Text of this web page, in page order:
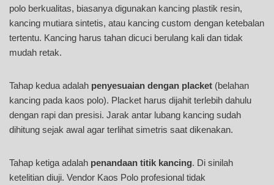
polo berkualitas, biasanya digunakan kancing plastik resin,
kancing mutiara sintetis, atau kancing custom dengan ketebalan
tertentu. Kancing harus tahan dicuci berulang kali dan tidak
mudah retak.
Tahap kedua adalah penyesuaian dengan placket (belahan
kancing pada kaos polo). Placket harus dijahit terlebih dahulu
dengan rapi dan presisi. Jarak antar lubang kancing sudah
dihitung sejak awal agar terlihat simetris saat dikenakan.
Tahap ketiga adalah penandaan titik kancing. Di sinilah
ketelitian diuji. Vendor Kaos Polo profesional tidak